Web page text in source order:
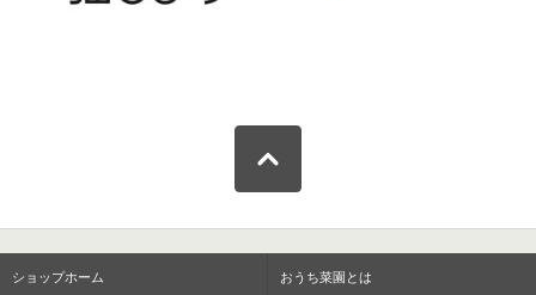
ショップホーム おうち菜園とは